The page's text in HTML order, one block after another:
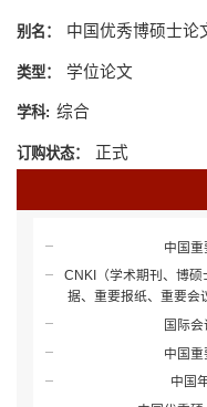
别名： 中国优秀博硕士论
类型： 学位论文
学科: 综合
订购状态： 正式
中国重
CNKI（学术期刊、博
据、重要报纸、重要会
国际会
中国重
中国